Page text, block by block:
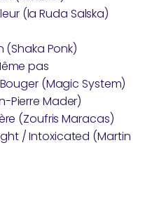
(la Ruda Salska)
(Shaka Ponk)
pas
(Magic System)
Pierre Mader)
(Zoufris Maracas)
/ Intoxicated (Martin